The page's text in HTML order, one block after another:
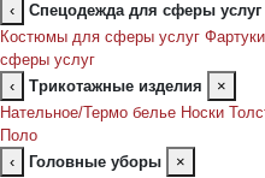
‹
Спецодежда для сферы услуг
Костюмы для сферы услуг
сферы услуг
‹
Трикотажные изделия
×
Нательное/Термо белье Носки
Поло
‹
Головные уборы
×